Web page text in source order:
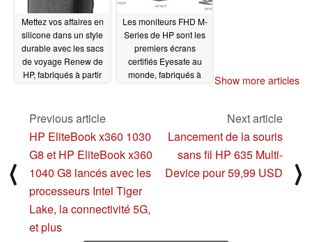
Mettez vos affaires en
silicone dans un style
durable avec les sacs
de voyage Renew de
HP, fabriqués à partir
Les moniteurs FHD M-
Series de HP sont les
premiers écrans
certifiés Eyesafe au
monde, fabriqués à
Show more articles
⟨
Previous article
HP EliteBook x360 1030
G8 et HP EliteBook x360
1040 G8 lancés avec les
processeurs Intel Tiger
Lake, la connectivité 5G,
et plus
Next article
Lancement de la souris
sans fil HP 635 Multi-
Device pour 59,99 USD
⟩